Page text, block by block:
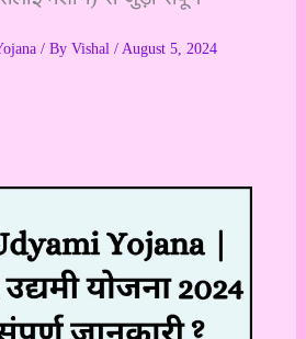
/ By Vishal / August 5, 2024